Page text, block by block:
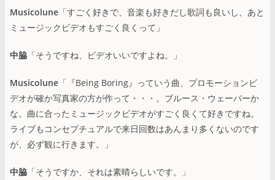
Musicolune 「すごく好きで、音楽も好きだし歌詞も良いし、あと
ミュージックビデオもすごく良くって」
中脇 「そうですね、ビデオいいですよね。」
Musicolune 「『Being Boring』っていう曲、プロモーションビ
デオが確か写真家の方が作って・・・。ブルース・ウェーバーか
な。曲に合ったミュージックビデオがすごく良くて好きですね。
ライブもコンセプチュアルで来日回数はあんまり多くないのです
が、必ず観に行きます。」
中脇 「そうですか、それは素晴らしいです。」